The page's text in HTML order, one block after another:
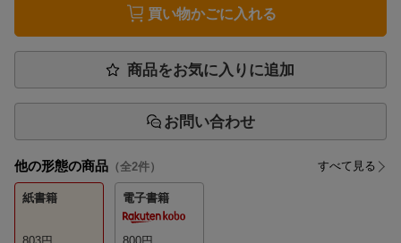
買い物かごに入れる
商品をお気に入りに追加
お問い合わせ
他の形態の商品 （全2件） すべて見る
紙書籍 電子書籍